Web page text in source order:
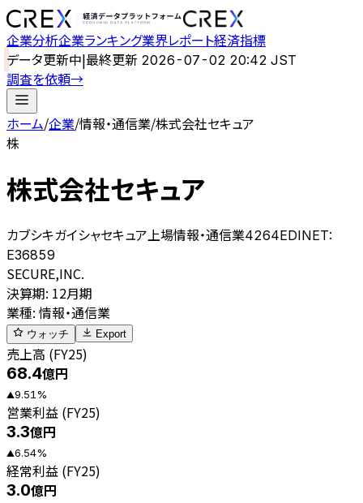
企業分析企業ランキング業界レポート経済指標
データ更新中|最終更新 2026-07-02 20:42 JST
調査を依頼→
ホーム/企業/情報・通信業/株式会社セキュア
株
株式会社セキュア
カブシキガイシャセキュア 上場情報・通信業4264EDINET:
E36859
SECURE,INC.
決算期: 12月期
業種: 情報・通信業
ウォッチ Export
売上高 (FY25)
68.4億円
▲9.51 %
営業利益 (FY25)
3.3億円
▲6.54%
経常利益 (FY25)
3.0億円